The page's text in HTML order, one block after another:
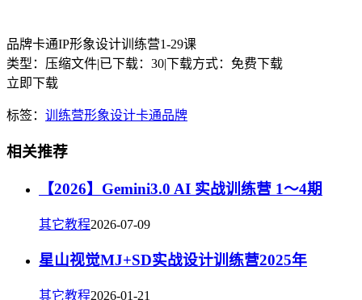
品牌卡通IP形象设计训练营1-29课
类型：压缩文件|已下载：30|下载方式：免费下载
立即下载
标签： 训练营形象设计卡通品牌
相关推荐
【2026】Gemini3.0 AI 实战训练营 1～4期
其它教程2026-07-09
星山视觉MJ+SD实战设计训练营2025年
其它教程2026-01-21